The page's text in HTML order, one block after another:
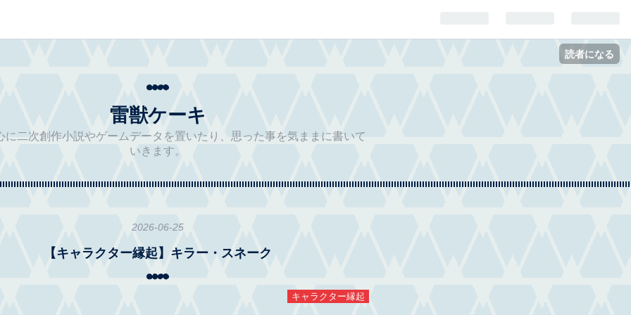
読者になる
雷獣ケーキ
に二次創作小説やゲームデータを置いたり、思った事を気ままに書いて
いきます。
2026-06-25
【キャラクター縁起】キラー・スネーク
キャラクター縁起